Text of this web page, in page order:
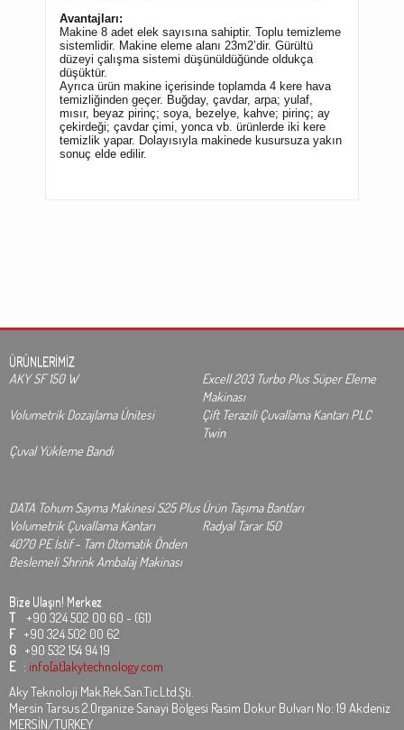
Avantajları:
Makine 8 adet elek sayısına sahiptir. Toplu temizleme
sistemlidir. Makine eleme alanı 23m2’dir. Gürültü
düzeyi çalışma sistemi düşünüldüğünde oldukça
düşüktür.
Ayrıca ürün makine içerisinde toplamda 4 kere hava
temizliğinden geçer. Buğday, çavdar, arpa; yulaf,
mısır, beyaz pirinç; soya, bezelye, kahve; pirinç; ay
çekirdeği; çavdar çimi, yonca vb. ürünlerde iki kere
temizlik yapar. Dolayısıyla makinede kusursuza yakın
sonuç elde edilir.
ÜRÜNLERİMİZ
AKY SF 150 W
Excell 203 Turbo Plus Süper Eleme
Makinası
Volumetrik Dozajlama Ünitesi
Çift Terazili Çuvallama Kantarı PLC
Twin
Çuval Yükleme Bandı
DATA Tohum Sayma Makinesi S25 PlusÜrün Taşıma Bantları
Volumetrik Çuvallama Kantarı
Radyal Tarar 150
4070 PE İstif - Tam Otomatik Önden
Beslemeli Shrink Ambalaj Makinası
Bize Ulaşın! Merkez
T +90 324 502 00 60 - (61)
F +90 324 502 00 62
G +90 532 154 94 19
E : info[at]akytechnology.com
Aky Teknoloji Mak.Rek.San.Tic.Ltd.Şti.
Mersin Tarsus 2.Organize Sanayi Bölgesi Rasim Dokur Bulvarı No: 19 Akdeniz
MERSİN/TURKEY